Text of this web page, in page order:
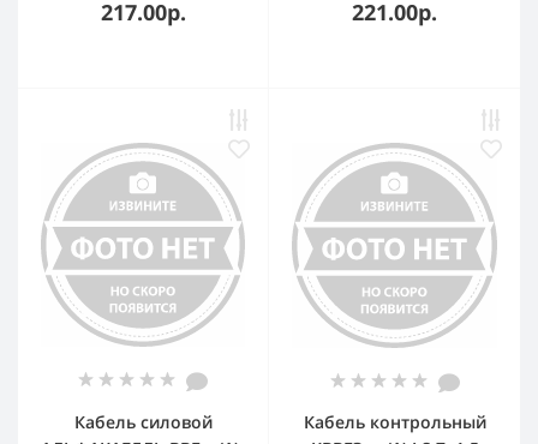
217.00р. 221.00р.
Кабель силовой
Кабель контрольный